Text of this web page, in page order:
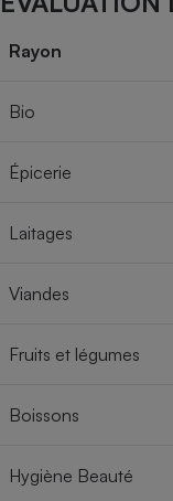
Rayon
Bio
Épicerie
Laitages
Viandes
Fruits et légumes
Boissons
Hygiène Beauté